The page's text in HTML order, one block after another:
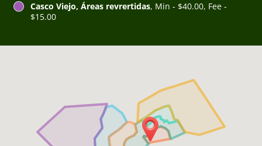
Casco Viejo, Áreas revrertidas, Min - $40.00, Fee -
$15.00